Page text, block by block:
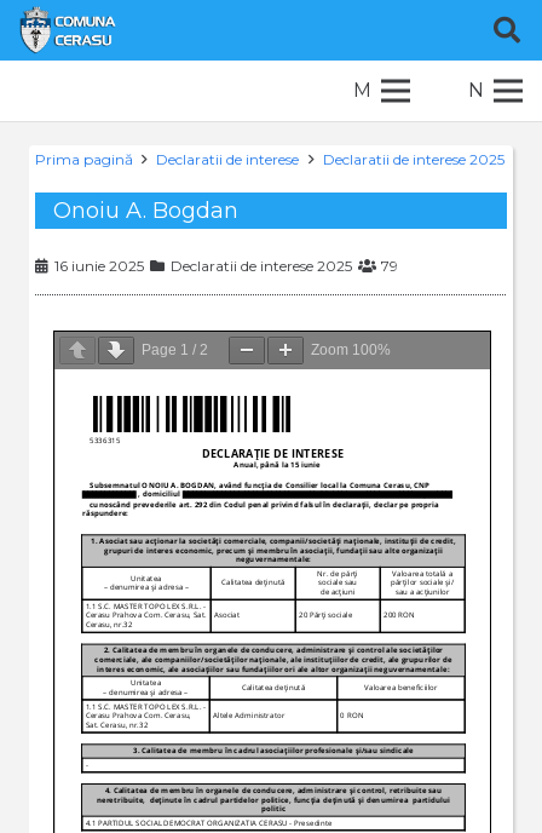
M N
Prima pagină Declaratii de interese Declaratii de interese 2025
Onoiu A. Bogdan
16 iunie 2025 Declaratii de interese 2025 79
Page 1 / 2 Zoom 100%